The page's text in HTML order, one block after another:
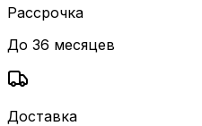
Рассрочка
До 36 месяцев
Доставка